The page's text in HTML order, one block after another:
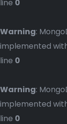
line 0
Warning:
implemented
line 0
Warning:
implemented
line 0